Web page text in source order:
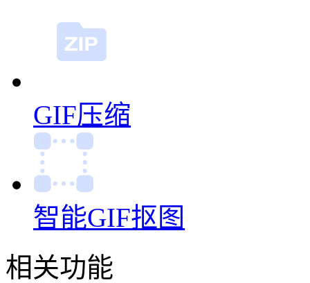
GIF压缩
智能GIF抠图
相关功能